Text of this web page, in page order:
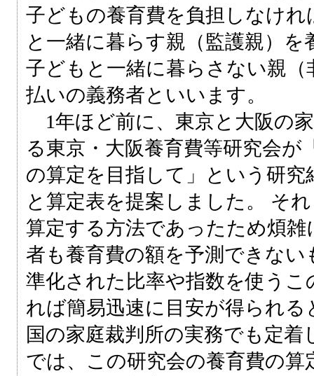
子どもの養育費を負担しなけ
と一緒に暮らす親（監護親）を
子どもと一緒に暮らさない親（
払いの義務者といいます。
1年ほど前に、東京と大阪の
る東京・大阪養育費等研究会が
の算定を目指して」という研究
と算定表を提案しました。 そ
算定する方法であったため煩雑
者も養育費の額を予測できな
準化された比率や指数を使うこ
れば簡易迅速に目安が得られ
国の家庭裁判所の実務でも定
では、この研究会の養育費の算